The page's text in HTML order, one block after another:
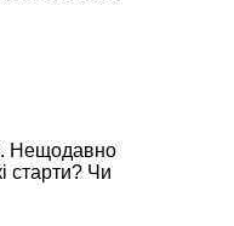
Нещодавно
старти? Чи